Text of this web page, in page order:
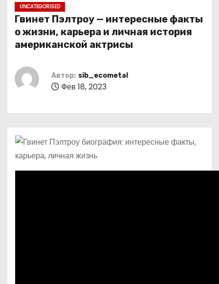
UNCATEGORISED
Гвинет Пэлтроу — интересные факты
о жизни, карьера и личная история
американской актрисы
Автор: sib_ecometal
Фев 18, 2023